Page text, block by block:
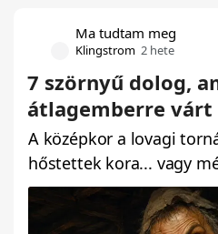
Ma tudtam meg
Klingstrom 2 hete
7 szörnyű dolog,
átlagemberre várt
A középkor a lovagi
hőstettek kora... vagy